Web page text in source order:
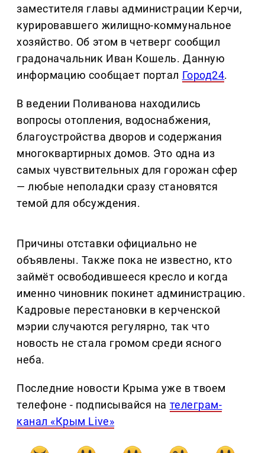
заместителя главы администрации Керчи,
курировавшего жилищно-коммунальное
хозяйство. Об этом в четверг сообщил
градоначальник Иван Кошель. Данную
информацию сообщает портал Город24.
В ведении Поливанова находились
вопросы отопления, водоснабжения,
благоустройства дворов и содержания
многоквартирных домов. Это одна из
самых чувствительных для горожан сфер
— любые неполадки сразу становятся
темой для обсуждения.
Причины отставки официально не
объявлены. Также пока не известно, кто
займёт освободившееся кресло и когда
именно чиновник покинет администрацию.
Кадровые перестановки в керченской
мэрии случаются регулярно, так что
новость не стала громом среди ясного
неба.
Последние новости Крыма уже в твоем
телефоне - подписывайся на телеграм-
канал «Крым Live»